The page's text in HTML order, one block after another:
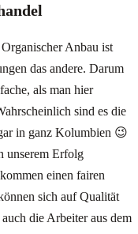
Anbau ist
das andere. Darum
als man hier
sind es die
in ganz Kolumbien 😉
unserem Erfolg
einen fairen
sich auf Qualität
die Arbeiter aus dem